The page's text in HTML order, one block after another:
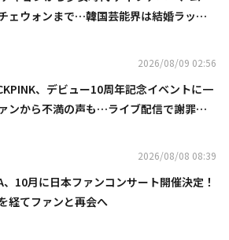
ェウォンまで…韓国芸能界は結婚ラッシ
2026/08/09 02:56
、デビュー10周年記念イベントに一
ンから不満の声も…ライブ配信で謝罪
2026/08/08 08:39
、10月に日本ファンコンサート開催決定！
経てファンと再会へ